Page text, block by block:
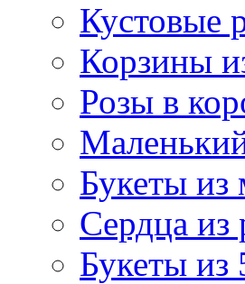
Кустовые
Корзины
Розы в
Букеты из
Сердца из
Букеты из